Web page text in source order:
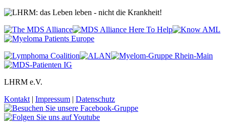
LHRM e.V.
Kontakt | Impressum | Datenschutz